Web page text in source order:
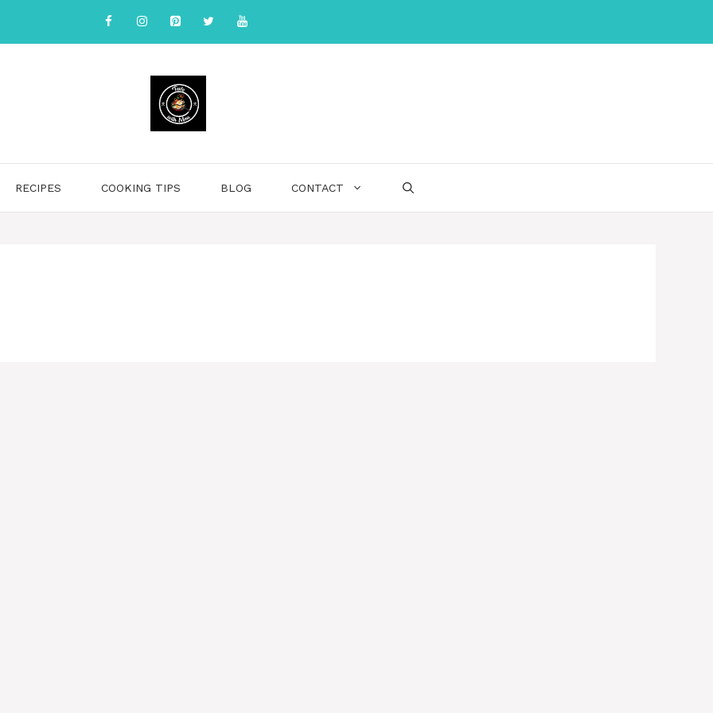
RECIPES COOKING TIPS BLOG CONTACT